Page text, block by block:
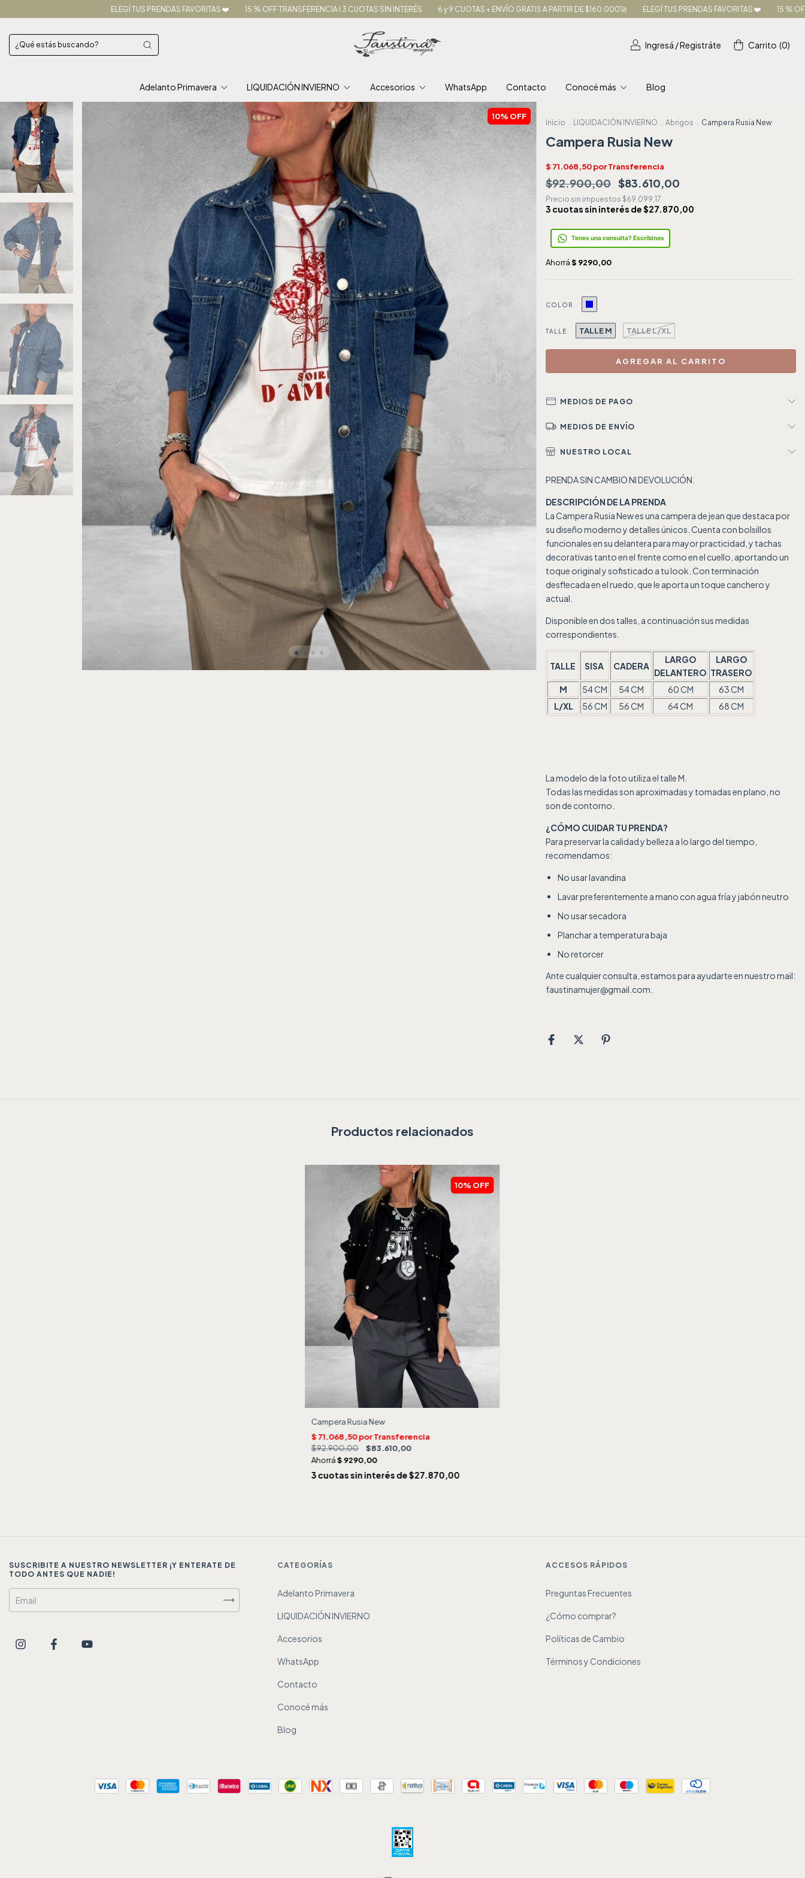
ELEGÍ TUS PRENDAS FAVORITAS ❤️ 15 % OFF TRANSFERENCIA I 3 CUOTAS SIN INTERÉS 6 y 9 CUOTAS + ENVÍO GRATIS A PARTIR DE $160.000🚀 ELEGÍ TUS PRENDAS FAVORITAS ❤️ 15 % OFF TRANSFERENCIA
Ingresá /Registráte Carrito (0)
Adelanto Primavera LIQUIDACIÓN INVIERNO Accesorios WhatsApp Contacto Conocé más Blog
10% OFF
Inicio . LIQUIDACIÓN INVIERNO . Abrigos . Campera Rusia New
Campera Rusia New
$92.900,00 $83.610,00
3 cuotas sin interés de$27.870,00
Precio sin impuestos $69.099,17
Tenes una consulta? Escribinos
COLOR
TALLE TALLE M TALLE L/XL
MEDIOS DE PAGO
MEDIOS DE ENVÍO
NUESTRO LOCAL
PRENDA SIN CAMBIO NI DEVOLUCIÓN.
DESCRIPCIÓN DE LA PRENDA
La Campera Rusia New es una campera de jean que destaca por
su diseño moderno y detalles únicos. Cuenta con bolsillos
funcionales en su delantera para mayor practicidad, y tachas
decorativas tanto en el frente como en el cuello, aportando un
toque original y sofisticado a tu look. Con terminación
desflecada en el ruedo, que le aporta un toque canchero y
actual.
Disponible en dos talles, a continuación sus medidas
correspondientes.
TALLE SISA CADERA
LARGO
DELANTERO
LARGO
TRASERO
M
54 CM 54 CM 60 CM
63 CM
L/XL
56 CM 56 CM 64 CM 68 CM
La modelo de la foto utiliza el talle M.
Todas las medidas son aproximadas y tomadas en plano, no
son de contorno.
¿CÓMO CUIDAR TU PRENDA?
Para preservar la calidad y belleza a lo largo del tiempo,
recomendamos:
No usar lavandina
Lavar preferentemente a mano con agua fría y jabón neutro
No usar secadora
Planchar a temperatura baja
No retorcer
Ante cualquier consulta, estamos para ayudarte en nuestro mail:
faustinamujer@gmail.com
Productos relacionados
10% OFF
Campera Rusia New
$92.900,00 $83.610,00
3cuotas sin interés de$27.870,00
SUSCRIBITE A NUESTRO NEWSLETTER ¡Y ENTERATE DE
TODO ANTES QUE NADIE!
CATEGORÍAS
Adelanto Primavera
LIQUIDACIÓN INVIERNO
Accesorios
WhatsApp
Contacto
Conocé más
Blog
ACCESOS RÁPIDOS
Preguntas Frecuentes
¿Cómo comprar?
Políticas de Cambio
Términos y Condiciones